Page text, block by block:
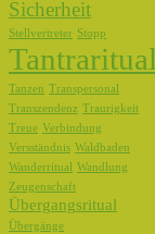
Sicherheit
Stellvertreter Stopp
Tantraritual
Tanzen Transpersonal
Transzendenz Traurigkeit
Treue Verbindung
Versständnis Waldbaden
Wanderritual Wandlung
Zeugenschaft
Übergangsritual
Übergänge